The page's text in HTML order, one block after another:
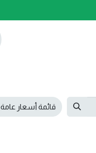
قائمة أسعار عامة